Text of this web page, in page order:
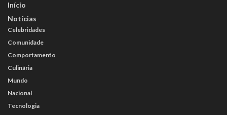
Início
Notícias
Celebridades
Comunidade
Comportamento
Culinária
Mundo
Nacional
Tecnologia